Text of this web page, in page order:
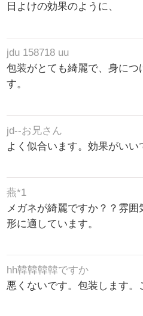
日よけの効果のように、
jdu 158718 uu
包装がとても綺麗で、身につ
す。
jd--お兄さん
よく似合います。効果がいい
燕*1
メガネが綺麗ですか？？雰
形に適しています。
hh韓韓韓韓ですか
悪くないです。包装します。